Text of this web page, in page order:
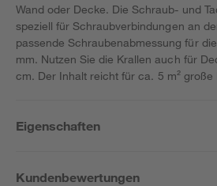
Wand oder Decke. Die Schraub- und
speziell für Schraubverbindungen an
passende Schraubenabmessung für
mm. Nutzen Sie die Krallen auch für
cm. Der Inhalt reicht für ca. 5 m² große
Eigenschaften
Kundenbewertungen